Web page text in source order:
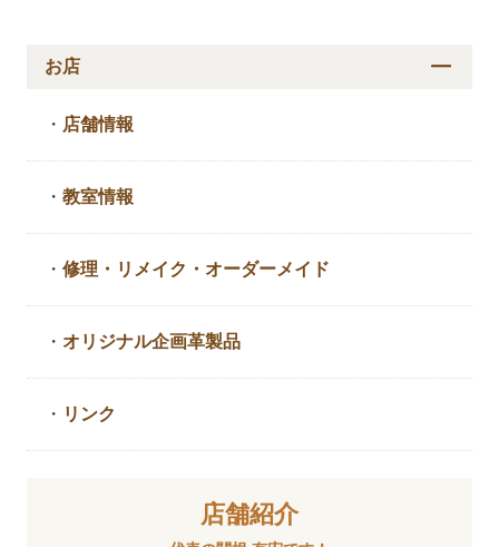
お店
・ 店舗情報
・教室情報
・修理・リメイク・ オーダーメイド
・ オリジナル企画革製品
・ リンク
店舗紹介